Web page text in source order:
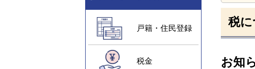
戸籍・住民登録
税金
税
お知